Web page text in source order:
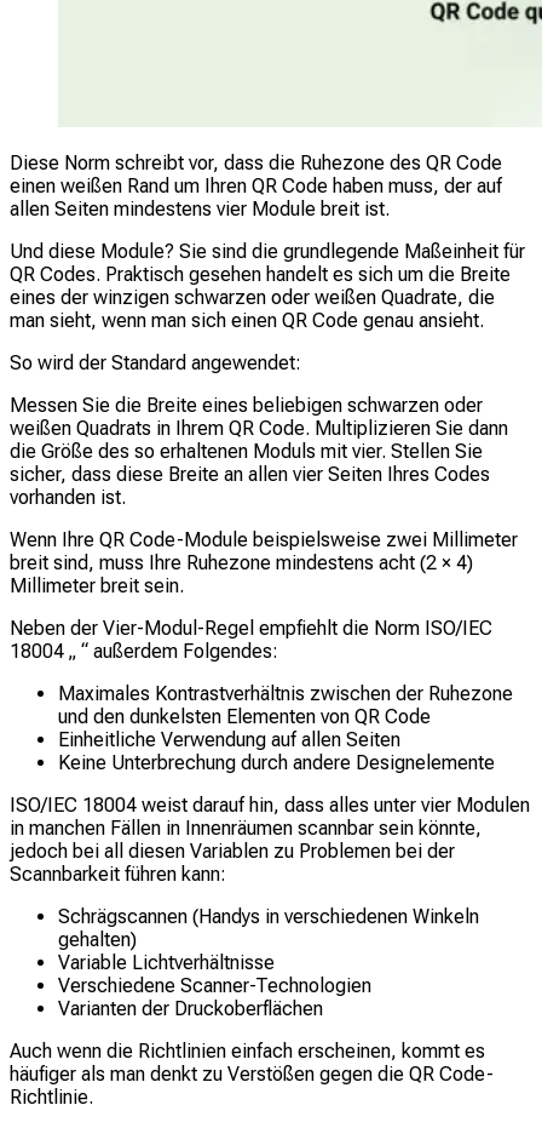
Diese Norm schreibt vor, dass die Ruhezone des QR Code
einen weißen Rand um Ihren QR Code haben muss, der auf
allen Seiten mindestens vier Module breit ist.
Und diese Module? Sie sind die grundlegende Maßeinheit für
QR Codes. Praktisch gesehen handelt es sich um die Breite
eines der winzigen schwarzen oder weißen Quadrate, die
man sieht, wenn man sich einen QR Code genau ansieht.
So wird der Standard angewendet:
Messen Sie die Breite eines beliebigen schwarzen oder
weißen Quadrats in Ihrem QR Code. Multiplizieren Sie dann
die Größe des so erhaltenen Moduls mit vier. Stellen Sie
sicher, dass diese Breite an allen vier Seiten Ihres Codes
vorhanden ist.
Wenn Ihre QR Code-Module beispielsweise zwei Millimeter
breit sind, muss Ihre Ruhezone mindestens acht (2 × 4)
Millimeter breit sein.
Neben der Vier-Modul-Regel empfiehlt die Norm ISO/IEC
18004 „ “ außerdem Folgendes:
Maximales Kontrastverhältnis zwischen der Ruhezone
und den dunkelsten Elementen von QR Code
Einheitliche Verwendung auf allen Seiten
Keine Unterbrechung durch andere Designelemente
ISO/IEC 18004 weist darauf hin, dass alles unter vier Modulen
in manchen Fällen in Innenräumen scannbar sein könnte,
jedoch bei all diesen Variablen zu Problemen bei der
Scannbarkeit führen kann:
Schrägscannen (Handys in verschiedenen Winkeln
gehalten)
Variable Lichtverhältnisse
Verschiedene Scanner-Technologien
Varianten der Druckoberflächen
Auch wenn die Richtlinien einfach erscheinen, kommt es
häufiger als man denkt zu Verstößen gegen die QR Code-
Richtlinie.